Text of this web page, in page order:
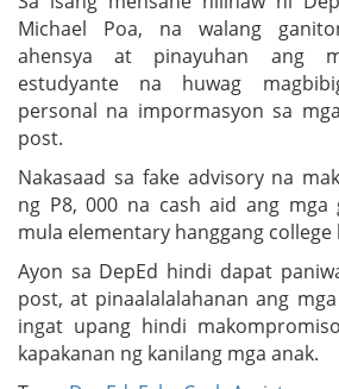
Michael Poa, na walang
ahensya at pinayuhan ang
estudyante na huwag
personal na impormasyon sa
post.
Nakasaad sa fake advisory na
ng P8, 000 na cash aid ang mga
mula elementary hanggang college
Ayon sa DepEd hindi dapat
post, at pinaalalalahanan ang
ingat upang hindi
kapakanan ng kanilang mga anak.